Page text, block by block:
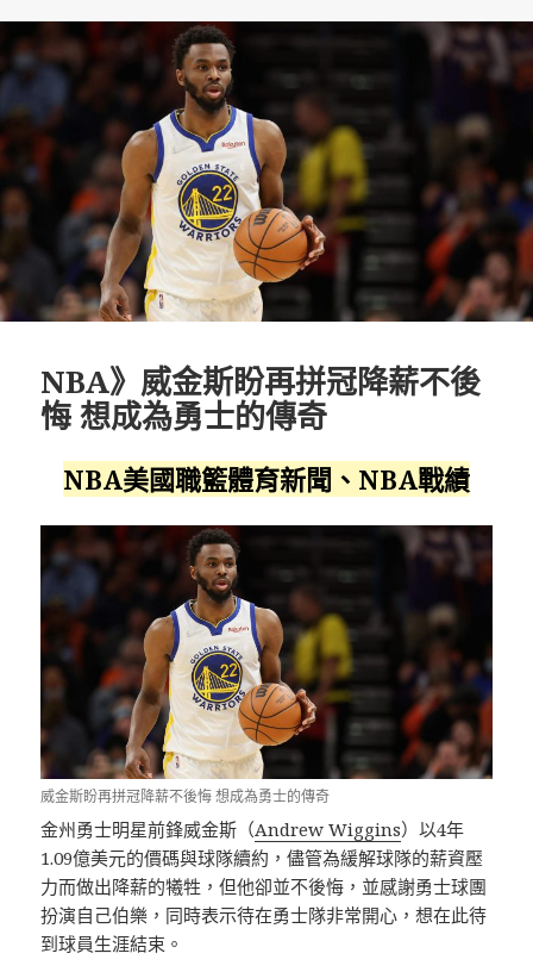
NBA》威金斯盼再拼冠降薪不後
悔 想成為勇士的傳奇
NBA美國職籃體育新聞、NBA戰績
威金斯盼再拼冠降薪不後悔 想成為勇士的傳奇
金州勇士明星前鋒威金斯（Andrew Wiggins）以4年
1.09億美元的價碼與球隊續約，儘管為緩解球隊的薪資壓
力而做出降薪的犧牲，但他卻並不後悔，並感謝勇士球團
扮演自己伯樂，同時表示待在勇士隊非常開心，想在此待
到球員生涯結束。